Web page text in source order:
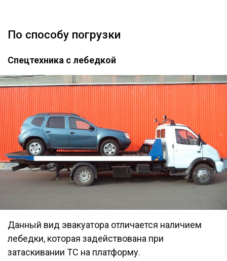
По способу погрузки
Спецтехника с лебедкой
Данный вид эвакуатора отличается наличием
лебедки, которая задействована при
затаскивании ТС на платформу.